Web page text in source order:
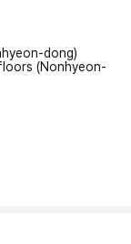
dong)
(Nonhyeon-